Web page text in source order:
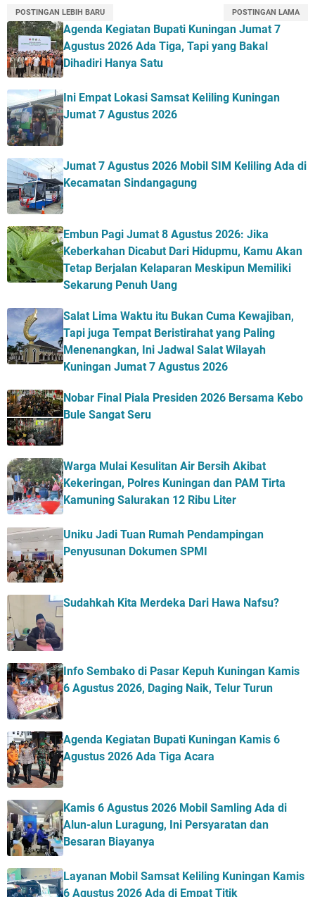
POSTINGAN LEBIH BARU POSTINGAN LAMA
Agenda Kegiatan Bupati Kuningan Jumat 7
Agustus 2026 Ada Tiga, Tapi yang Bakal
Dihadiri Hanya Satu
Ini Empat Lokasi Samsat Keliling Kuningan
Jumat 7 Agustus 2026
Jumat 7 Agustus 2026 Mobil SIM Keliling Ada di
Kecamatan Sindangagung
Embun Pagi Jumat 8 Agustus 2026: Jika
Keberkahan Dicabut Dari Hidupmu, Kamu Akan
Tetap Berjalan Kelaparan Meskipun Memiliki
Sekarung Penuh Uang
Salat Lima Waktu itu Bukan Cuma Kewajiban,
Tapi juga Tempat Beristirahat yang Paling
Menenangkan, Ini Jadwal Salat Wilayah
Kuningan Jumat 7 Agustus 2026
Nobar Final Piala Presiden 2026 Bersama Kebo
Bule Sangat Seru
Warga Mulai Kesulitan Air Bersih Akibat
Kekeringan, Polres Kuningan dan PAM Tirta
Kamuning Salurakan 12 Ribu Liter
Uniku Jadi Tuan Rumah Pendampingan
Penyusunan Dokumen SPMI
Sudahkah Kita Merdeka Dari Hawa Nafsu?
Info Sembako di Pasar Kepuh Kuningan Kamis
6 Agustus 2026, Daging Naik, Telur Turun
Agenda Kegiatan Bupati Kuningan Kamis 6
Agustus 2026 Ada Tiga Acara
Kamis 6 Agustus 2026 Mobil Samling Ada di
Alun-alun Luragung, Ini Persyaratan dan
Besaran Biayanya
Layanan Mobil Samsat Keliling Kuningan Kamis
6 Agustus 2026 Ada di Empat Titik